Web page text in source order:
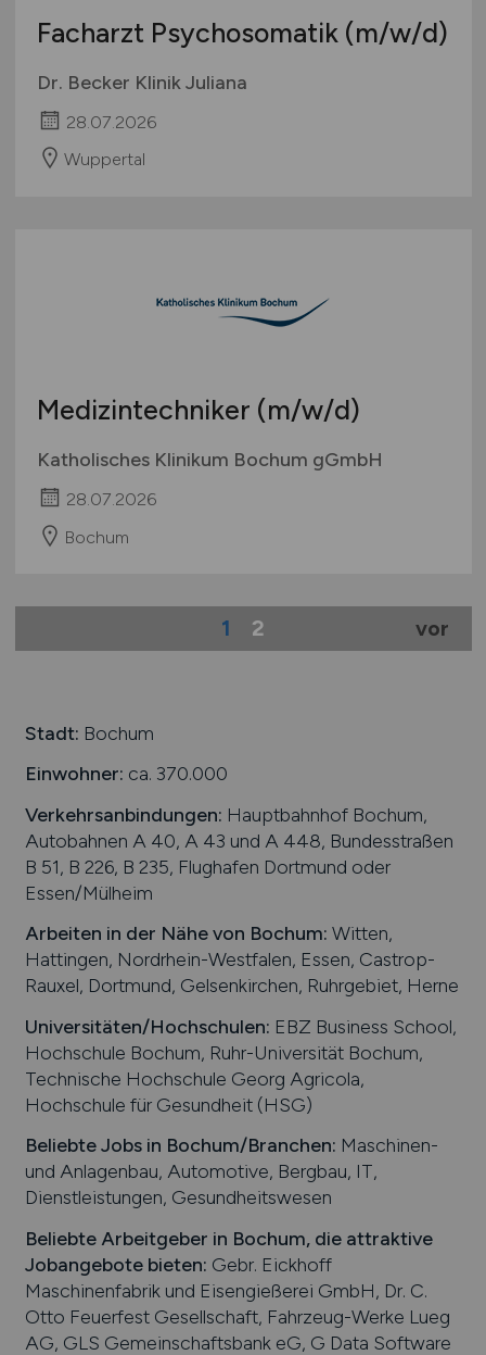
Facharzt Psychosomatik (m/w/d)
Dr. Becker Klinik Juliana
28.07.2026
Wuppertal
Medizintechniker (m/w/d)
Katholisches Klinikum Bochum gGmbH
28.07.2026
Bochum
1 2 vor
Stadt: Bochum
Einwohner: ca. 370.000
Verkehrsanbindungen: Hauptbahnhof Bochum,
Autobahnen A 40, A 43 und A 448, Bundesstraßen
B 51, B 226, B 235, Flughafen Dortmund oder
Essen/Mülheim
Arbeiten in der Nähe von Bochum: Witten,
Hattingen, Nordrhein-Westfalen, Essen, Castrop-
Rauxel, Dortmund, Gelsenkirchen, Ruhrgebiet, Herne
Universitäten/Hochschulen: EBZ Business School,
Hochschule Bochum, Ruhr-Universität Bochum,
Technische Hochschule Georg Agricola,
Hochschule für Gesundheit (HSG)
Beliebte Jobs in Bochum/Branchen: Maschinen-
und Anlagenbau, Automotive, Bergbau, IT,
Dienstleistungen, Gesundheitswesen
Beliebte Arbeitgeber in Bochum, die attraktive
Jobangebote bieten: Gebr. Eickhoff
Maschinenfabrik und Eisengießerei GmbH, Dr. C.
Otto Feuerfest Gesellschaft, Fahrzeug-Werke Lueg
AG, GLS Gemeinschaftsbank eG, G Data Software